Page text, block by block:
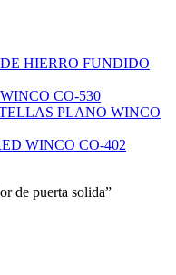
HIERRO FUNDIDO
CO-530
PLANO WINCO
WINCO CO-402
de puerta solida”